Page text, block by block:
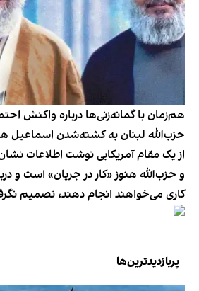
هم‌زمان با گمانه‌زنی‌ها درباره واکنش
حزب‌الله لبنان به کشته‌شدن اسماعیل
از یک مقام آمریکایی نوشت اطلاعات
و حزب‌الله هنوز «کار در جریان» است و
کاری می‌خواهند انجام دهند، تصمیم‌
پربازدیدترین‌ها